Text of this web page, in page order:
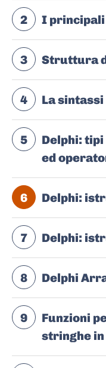
2 I principali
3 Struttura
4 La sintassi
5
Delphi:
ed
6 Delphi:
7 Delphi:
8 Delphi
9
Funzioni
stringhe in